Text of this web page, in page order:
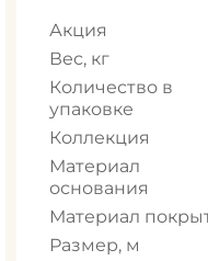
Акция
Вес, кг
Количество в
упаковке
Коллекция
Материал
основания
Материал
Размер, м